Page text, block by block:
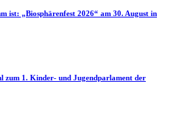
ist: „Biosphärenfest 2026“ am 30. August in
zum 1. Kinder- und Jugendparlament der